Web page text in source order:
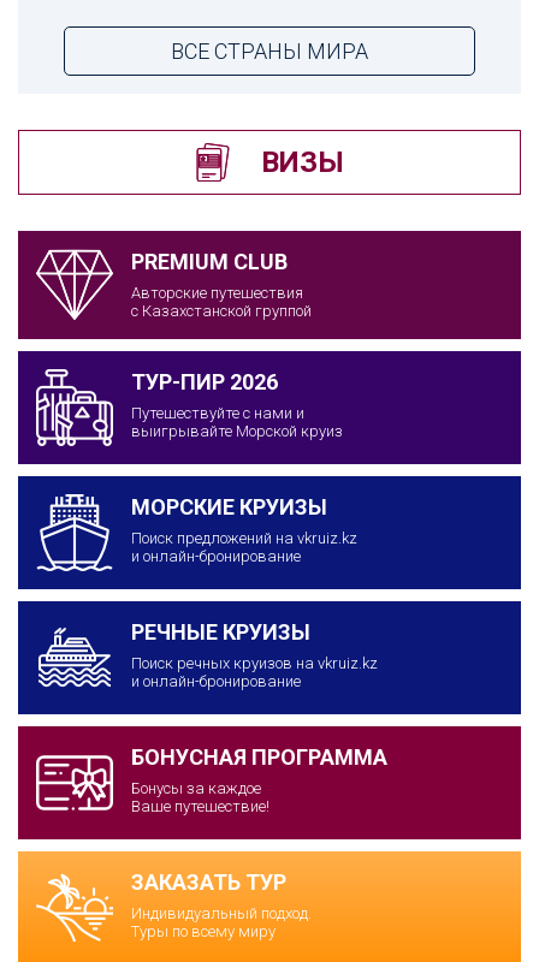
ВСЕ СТРАНЫ МИРА
ВИЗЫ
PREMIUM CLUB
Авторские путешествия
с Казахстанской группой
ТУР-ПИР 2026
Путешествуйте с нами и
выигрывайте Морской круиз
МОРСКИЕ КРУИЗЫ
Поиск предложений на vkruiz.kz
и онлайн-бронирование
РЕЧНЫЕ КРУИЗЫ
Поиск речных круизов на vkruiz.kz
и онлайн-бронирование
БОНУСНАЯ ПРОГРАММА
Бонусы за каждое
Ваше путешествие!
ЗАКАЗАТЬ ТУР
Индивидуальный подход.
Туры по всему миру